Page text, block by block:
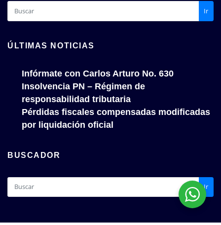
Ir
ÚLTIMAS NOTICIAS
Infórmate con Carlos Arturo No. 630
Insolvencia PN – Régimen de
responsabilidad tributaria
Pérdidas fiscales compensadas modificadas
por liquidación oficial
BUSCADOR
Ir